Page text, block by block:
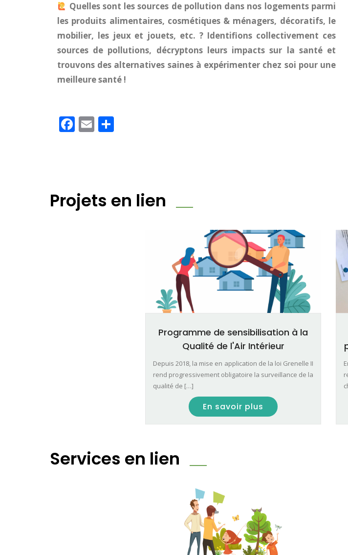
Quelles sont les sources de pollution dans nos logements parmi
les produits alimentaires, cosmétiques & ménagers, décoratifs, le
mobilier, les jeux et jouets, etc. ? Identifions collectivement ces
sources de pollutions, décryptons leurs impacts sur la santé et
trouvons des alternatives saines à expérimenter chez soi pour une
meilleure santé !
Facebook
Email
Projets en lien
Programme de sensibilisation à la
Qualité de l'Air Intérieur
Depuis 2018, la mise en application de la loi Grenelle II
rend progressivement obligatoire la surveillance de la
qualité de […]
En savoir plus
Services en lien